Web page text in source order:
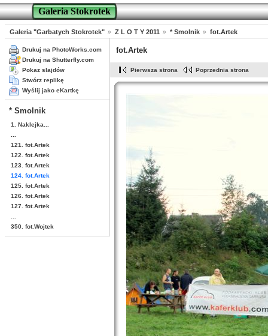
Galeria Stokrotek
Galeria "Garbatych Stokrotek" Z L O T Y 2011 * Smolnik fot.Artek
Drukuj na PhotoWorks.com
Drukuj na Shutterfly.com
Pokaz slajdów
Stwórz replikę
Wyślij jako eKartkę
* Smolnik
1. Naklejka...
121. fot.Artek
122. fot.Artek
123. fot.Artek
124. fot.Artek
125. fot.Artek
126. fot.Artek
127. fot.Artek
350. fot.Wojtek
fot.Artek
Pierwsza strona Poprzednia strona